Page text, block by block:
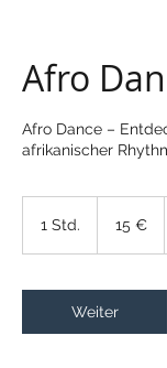
Afro
Afro Dance –
afrikanischer
1 Std.
d
15 €
Weiter